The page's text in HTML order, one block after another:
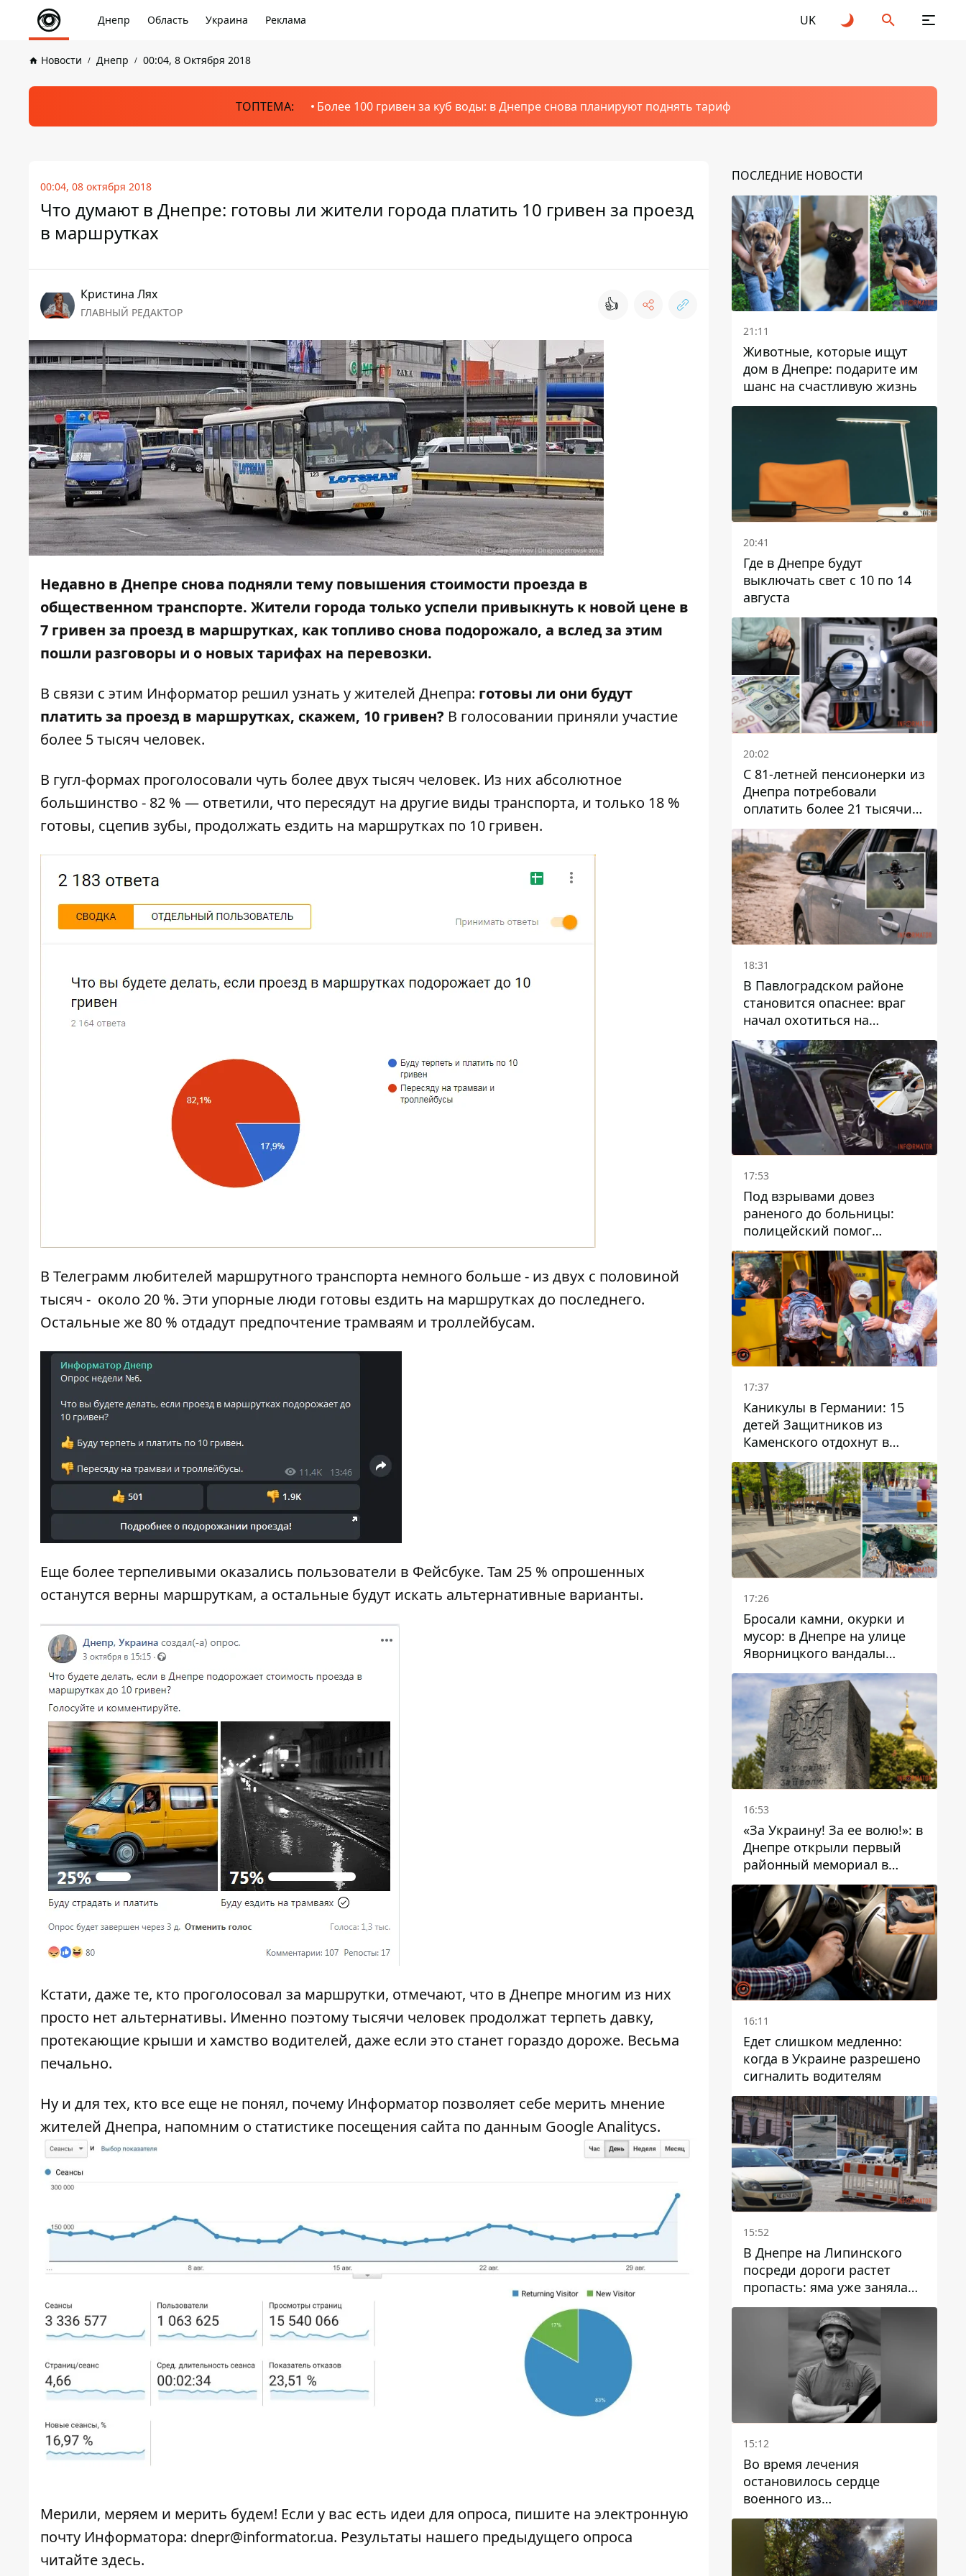
Днепр Область Украина Реклама UK
Новости Днепр 00:04, 8 Октября 2018
ТОПТЕМА: Более 100 гривен за куб воды: в Днепре снова планируют поднять тариф
00:04, 08 октября 2018
Что думают в Днепре: готовы ли жители города платить 10 гривен за проезд
в маршрутках
Кристина Лях
ГЛАВНЫЙ РЕДАКТОР 👍
Недавно в Днепре снова подняли тему повышения стоимости проезда в
общественном транспорте. Жители города только успели привыкнуть к новой цене в
7 гривен за проезд в маршрутках, кактопливо снова подорожало, а вслед за этим
пошли разговоры и о новых тарифах на перевозки.
В связи с этим Информатор решил узнать у жителей Днепра: готовы ли они будут
платить за проезд в маршрутках, скажем, 10 гривен? В голосовании приняли участие
более 5 тысяч человек.
В гугл-формах проголосовали чуть более двух тысяч человек. Из них абсолютное
большинство - 82 % — ответили, что пересядут на другие виды транспорта, и только 18 %
готовы, сцепив зубы, продолжать ездить на маршрутках по 10 гривен.
В Телеграмм любителей маршрутного транспорта немного больше - из двух с половиной
тысяч - около 20 %. Эти упорные люди готовы ездить на маршрутках до последнего.
Остальные же 80 % отдадут предпочтение трамваям и троллейбусам.
Еще более терпеливыми оказались пользователи в Фейсбуке. Там 25 % опрошенных
останутся верны маршруткам, а остальные будут искать альтернативные варианты.
Кстати, даже те, кто проголосовал за маршрутки, отмечают, что в Днепре многим из них
просто нет альтернативы. Именно поэтому тысячи человек продолжат терпеть давку,
протекающие крыши и хамство водителей, даже если это станет гораздо дороже. Весьма
печально.
Ну и для тех, кто все еще не понял, почему Информатор позволяет себе мерить мнение
жителей Днепра, напомним о статистике посещения сайта по данным Google Analitycs.
Мерили, меряем и мерить будем! Если у вас есть идеи для опроса, пишите на электронную
почту Информатора: dnepr@informator.ua. Результаты нашего предыдущего опроса
читайтездесь.
ПОСЛЕДНИЕ НОВОСТИ
21:11
Животные, которые ищут
дом в Днепре: подарите им
шанс на счастливую жизнь
20:41
Где в Днепре будут
выключать свет с 10 по 14
августа
20:02
С 81-летней пенсионерки из
Днепра потребовали
оплатить более 21 тысячи
гривен за "вмешательство в
работу счетчика"
18:31
В Павлоградском районе
становится опаснее: враг
начал охотиться на
гражданский и военный
транспорт
17:53
Под взрывами довез
раненого до больницы:
полицейский помог
пострадавшему после атаки
на Каменский район
17:37
Каникулы в Германии: 15
детей Защитников из
Каменского отдохнут в
Вуппертале
17:26
Бросали камни, окурки и
мусор: в Днепре на улице
Яворницкого вандалы
повредили питьевые
фонтаны
16:53
«За Украину! За ее волю!»: в
Днепре открыли первый
районный мемориал в
честь погибших
Защитников
16:11
Едет слишком медленно:
когда в Украине разрешено
сигналить водителям
15:52
В Днепре на Липинского
посреди дороги растет
пропасть: яма уже заняла
полосу движения
15:12
Во время лечения
остановилось сердце
военного из
Днепропетровской области
Ростислава Лупашко